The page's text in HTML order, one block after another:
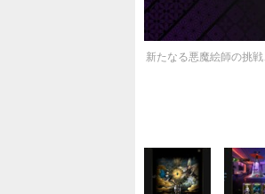
新たなる悪魔絵師の挑